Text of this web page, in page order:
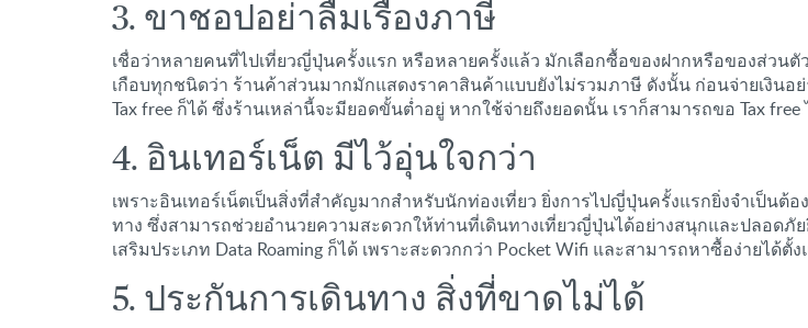
3. ขาชอปอย่าลืมเรื่องภาษี
เชื่อว่าหลายคนที่ไปเที่ยวญี่ปุ่นครั้งแรก หรือหลายครั้งแล้ว มักเลือกซื้อของฝากหรือของส่ว
เกือบทุกชนิดว่า ร้านค้าส่วนมากมักแสดงราคาสินค้าแบบยังไม่รวมภาษี ดังนั้น ก่อนจ่ายเงิน
Tax free ก็ได้ ซึ่งร้านเหล่านี้จะมียอดขั้นต่ำอยู่ หากใช้จ่ายถึงยอดนั้น เราก็สามารถขอ Tax free
4. อินเทอร์เน็ต มีไว้อุ่นใจกว่า
เพราะอินเทอร์เน็ตเป็นสิ่งที่สำคัญมากสำหรับนักท่องเที่ยว ยิ่งการไปญี่ปุ่นครั้งแรกยิ่งจำเป็นต้
ทาง ซึ่งสามารถช่วยอำนวยความสะดวกให้ท่านที่เดินทางเที่ยวญี่ปุ่นได้อย่างสนุกและปลอดภั
เสริมประเภท Data Roaming ก็ได้ เพราะสะดวกกว่า Pocket Wifi และสามารถหาซื้อง่ายได้ตั้
5. ประกันการเดินทาง สิ่งที่ขาดไม่ได้